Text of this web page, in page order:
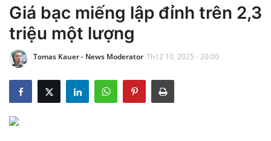
Trang chủ
Liên hệ
TIN TỨC THẾ GIỚI
CẬP NHẬT
Giá bạc miếng lập đỉnh trên 2,3
triệu một lượng
Tomas Kauer - News Moderator Th12 10, 2025 - 20:00